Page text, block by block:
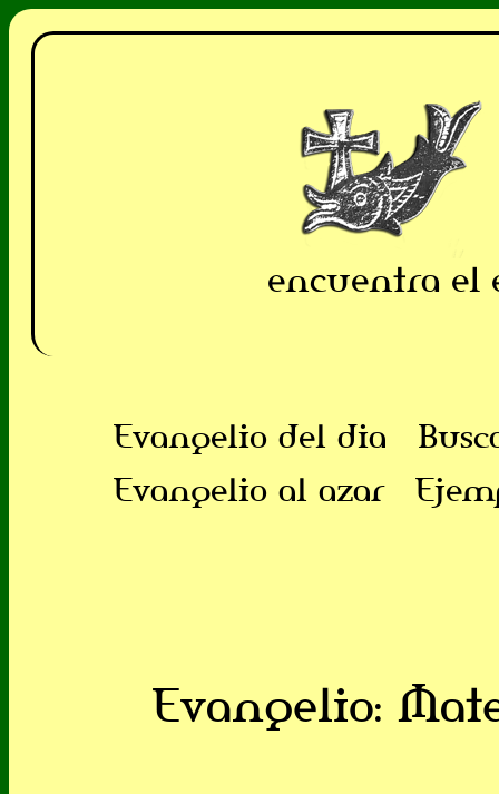
encuentra el
Evangelio del dia
Evangelio al azar
Evangelio: